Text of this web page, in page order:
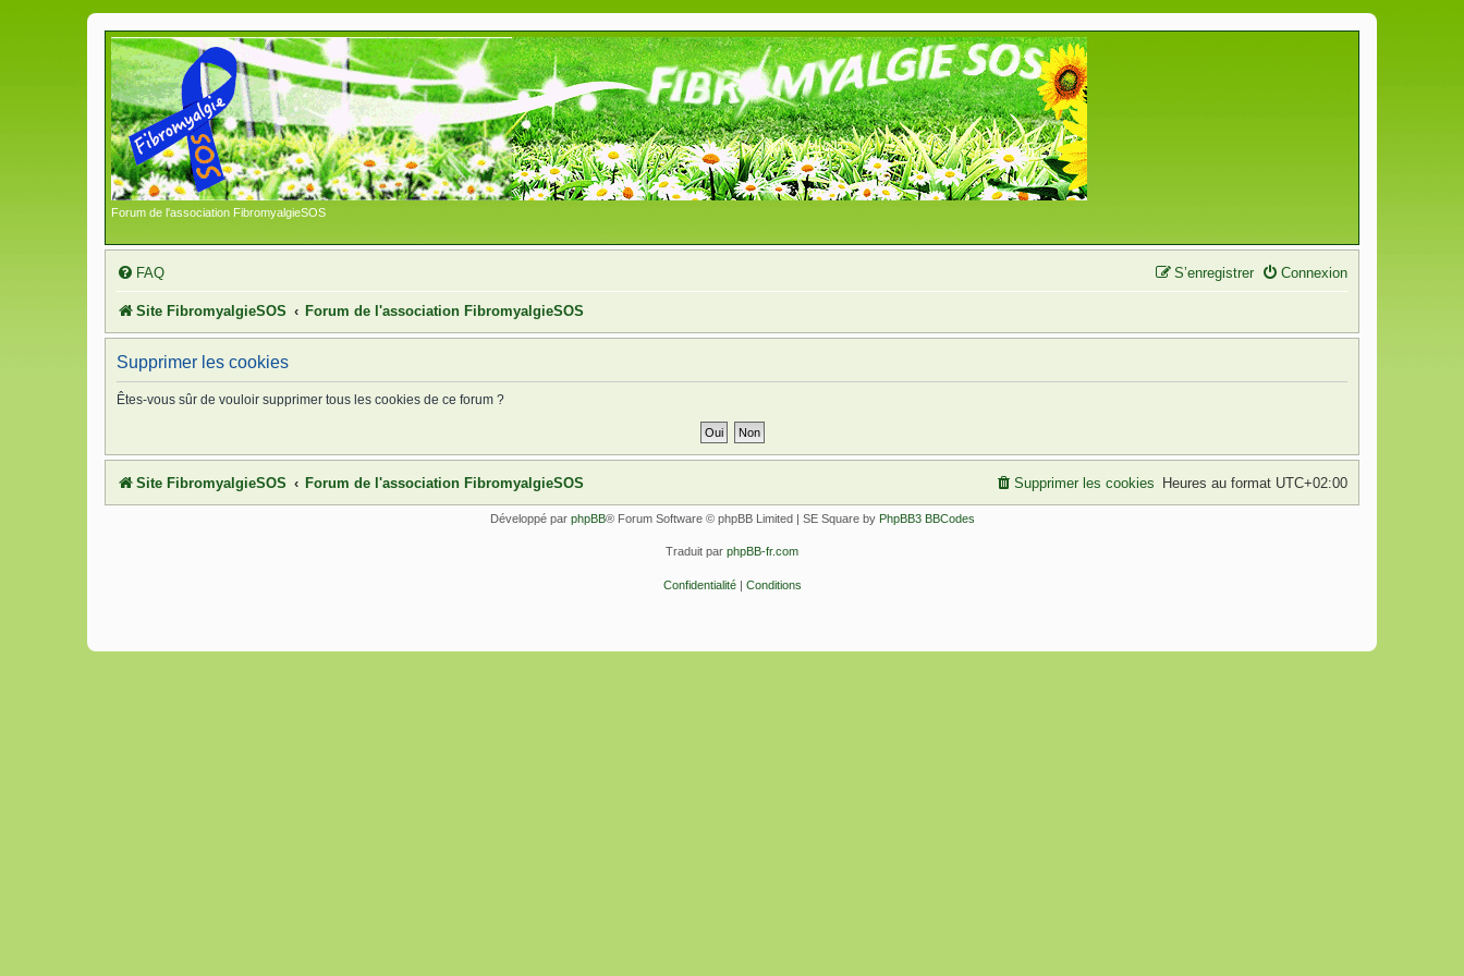
Forum de l'association FibromyalgieSOS
FAQ Connexion
S’enregistrer
Site FibromyalgieSOS Forum de l'association FibromyalgieSOS
Supprimer les cookies
Êtes-vous sûr de vouloir supprimer tous les cookies de ce forum ?
Site FibromyalgieSOS Forum de l'association FibromyalgieSOS Heures au format UTC+02:00
Supprimer les cookies
Développé par phpBB® Forum Software © phpBB Limited | SE Square by PhpBB3 BBCodes
Traduit par phpBB-fr.com
Confidentialité| Conditions